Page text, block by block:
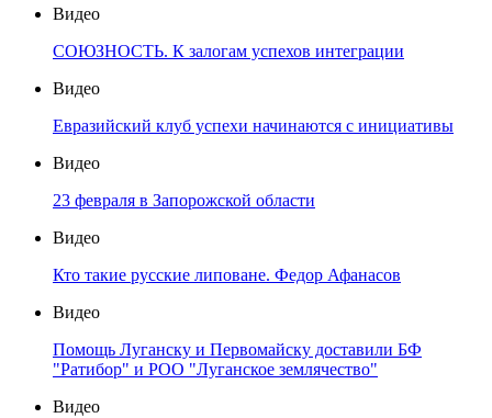
Видео
СОЮЗНОСТЬ. К залогам успехов интеграции
Видео
Евразийский клуб успехи начинаются с инициативы
Видео
23 февраля в Запорожской области
Видео
Кто такие русские липоване. Федор Афанасов
Видео
Помощь Луганску и Первомайску доставили БФ
"Ратибор" и РОО "Луганское землячество"
Видео